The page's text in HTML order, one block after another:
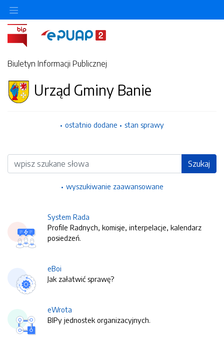
Biuletyn Informacji Publicznej
Urząd Gminy Banie
ostatnio dodane stan sprawy
Wyszukiwarka Szukaj
wyszukiwanie zaawansowane
System Rada
Profile Radnych, komisje, interpelacje, kalendarz
posiedzeń.
eBoi
Jak załatwić sprawę?
eWrota
BIPy jednostek organizacyjnych.